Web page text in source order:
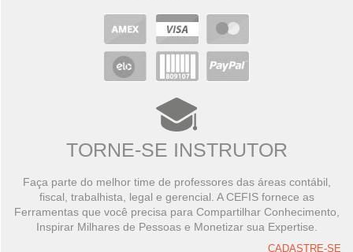
TORNE-SE INSTRUTOR
Faça parte do melhor time de professores das áreas contábil,
fiscal, trabalhista, legal e gerencial. A CEFIS fornece as
Ferramentas que você precisa para Compartilhar Conhecimento,
Inspirar Milhares de Pessoas e Monetizar sua Expertise.
CADASTRE-SE